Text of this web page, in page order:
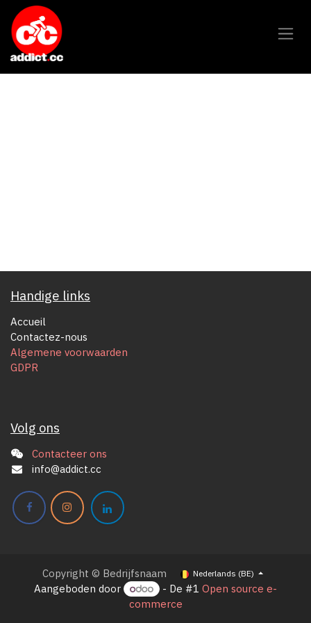
Overslaan naar inhoud
Handige links
Accueil
Contactez-nous
Algemene voorwaarden
GDPR
Volg ons
Contacteer ons
info@addict.cc
Copyright © Bedrijfsnaam Nederlands (BE)
Aangeboden door - De #1 Open source e-
commerce